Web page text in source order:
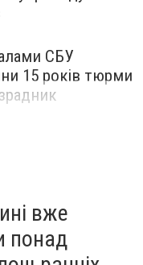
СБУ
15 років тюрми
вже
понад